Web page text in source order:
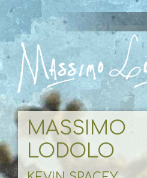
MASSIMO
LODOLO